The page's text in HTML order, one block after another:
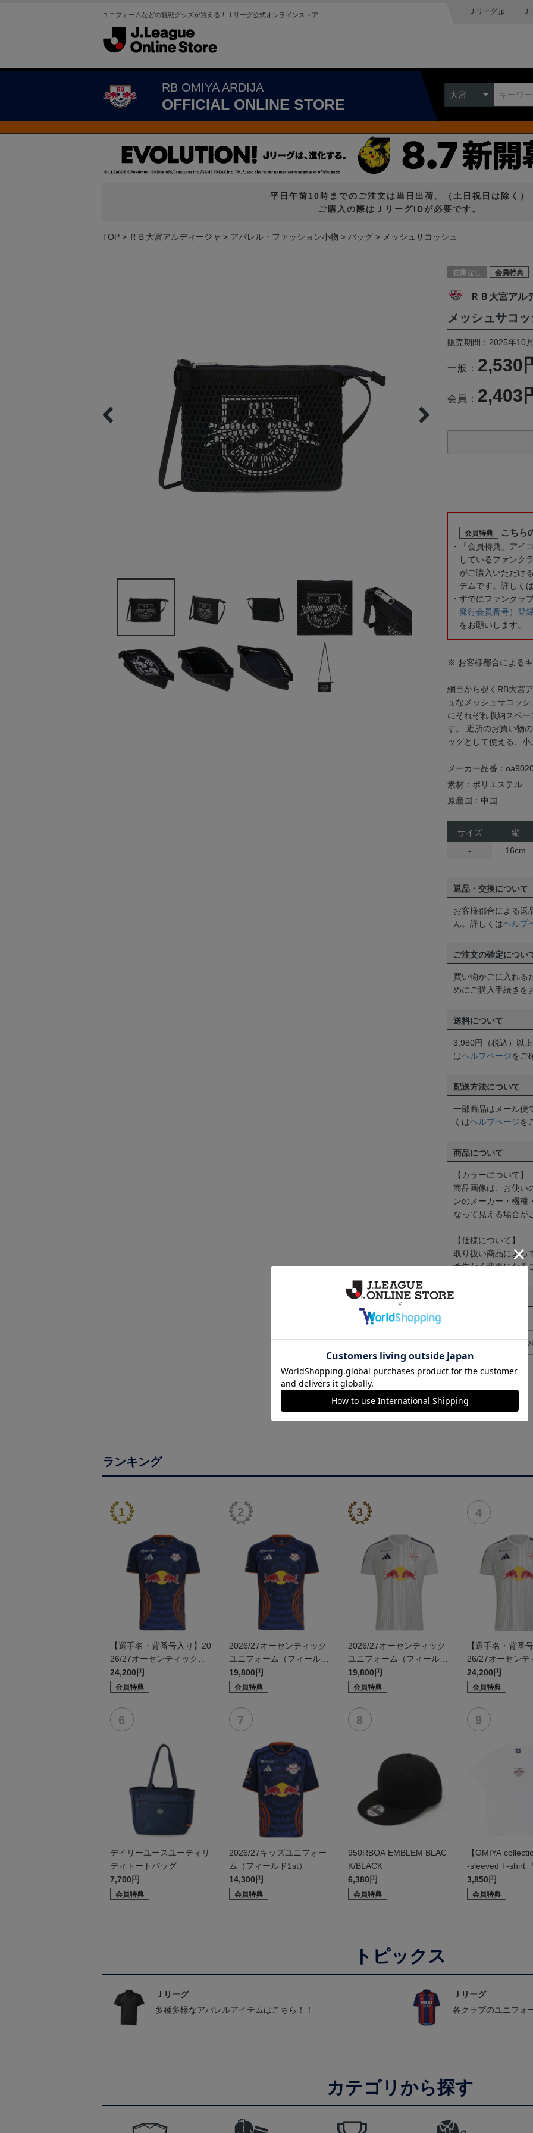
ユニフォームなどの観戦グッズが買える！Ｊリーグ公式オンラインストア Ｊリーグ.jp
RB OMIYA ARDIJA
OFFICIAL ONLINE STORE
大宮
平日午前10時までのご注文は当日出荷。（土日祝日は除く）
ご購入の際はＪリーグIDが必要です。
TOP ＲＢ大宮アルディージャ アパレル・ファッション小物 バッグ メッシュサコッシュ
在庫なし 会員特典
ＲＢ大宮アル
メッシュサコ
販売期間：2025年10
一般： 2,530
会員： 2,403
会員特典 こちら
「会員特典」アイ
しているファンク
がご購入いただけ
テムです。詳しく
すでにファンクラ
発行会員番号）登
をお願いします。
※ お客様都合による
網目から覗くRB大宮
ュなメッシュサコッ
にそれぞれ収納スペ
す。 近所のお買い物
ッグとして使える、
メーカー品番：
素材：ポリエステル
原産国：中国
サイズ
縦
-
16cm
返品・交換について
お客様都合による返
ん。詳しくはヘルプ
ご注文の確定につい
買い物かごに入れる
めにご購入手続きを
送料について
3,980円（税込）以
はヘルプページをご
配送方法について
一部商品はメール便
くはヘルプページを
商品について
【カラーについて】
商品画像は、お使い
ンのメーカー・機種
なって見える場合が
【仕様について】
取り扱い商品によっ
予告なく変更になる
その他
ギフト対応につ
ヘルプページ
ランキング
【選手名・背番号入り】20
26/27オーセンティックユ
ニフォーム（フィールド1s
t）
24,200円
会員特典
2026/27オーセンティック
ユニフォーム（フィールド
1st）
19,800円
会員特典
2026/27オーセンティック
ユニフォーム（フィールド
2nd）
19,800円
会員特典
【選手名・背番
26/27オーセンテ
ニフォーム（フ
d）
24,200円
会員特典
デイリーユースユーティリ
ティトートバッグ
7,700円
会員特典
2026/27キッズユニフォー
ム（フィールド1st）
14,300円
会員特典
950RBOA EMBLEM BLAC
K/BLACK
6,380円
会員特典
【OMIYA
-sleeved T-shirt
enter」
3,850円
会員特典
トピックス
Ｊリーグ
多種多様なアパレルアイテムはこちら！！
Ｊリーグ
各クラブのユニフォ
カテゴリから探す